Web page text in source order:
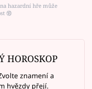
hazardní hře může
⑱
HOROSKOP
znamení a
hvězdy přejí.